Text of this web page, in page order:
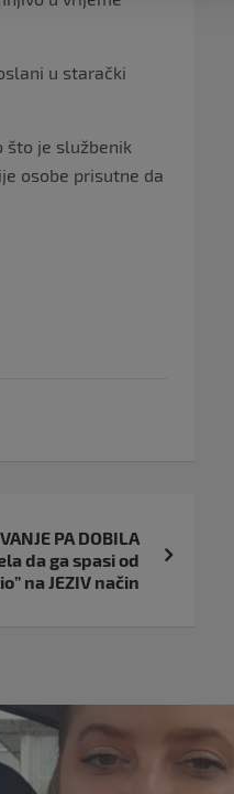
u starački
što je službenik
osobe prisutne da
PA DOBILA
da ga spasi od
na JEZIV način